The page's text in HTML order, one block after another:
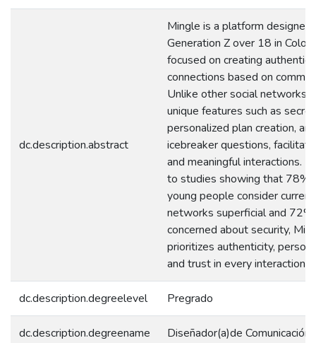
dc.description.abstract
Mingle is a platform designed
Generation Z over 18 in
focused on creating authentic
connections based on
Unlike other social networks,
unique features such as
personalized plan creation, and
icebreaker questions,
and meaningful interactions.
to studies showing that 78%
young people consider
networks superficial and 72%
concerned about security,
prioritizes authenticity,
and trust in every interaction.
dc.description.degreelevel Pregrado
dc.description.degreename Diseñador(a)de Comunicación